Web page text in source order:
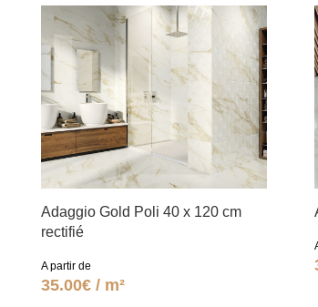
Adaggio Gold Poli 40 x 120 cm
rectifié
A partir de
35.00€ / m²